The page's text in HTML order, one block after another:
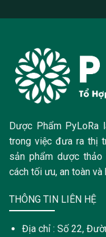
Dược Phẩm PyLoRa
trong việc đưa ra thị
sản phẩm dược
cách tối ưu, an toàn và
THÔNG TIN LIÊN HỆ
Địa chỉ : Số 22,